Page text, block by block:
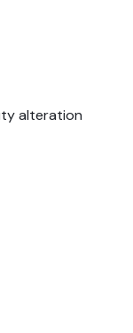
alteration